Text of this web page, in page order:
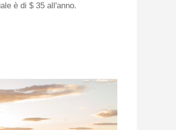
è di $ 35 all'anno.